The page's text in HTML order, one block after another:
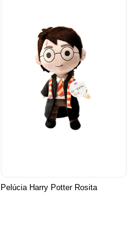
Pelúcia Harry Potter Rosita